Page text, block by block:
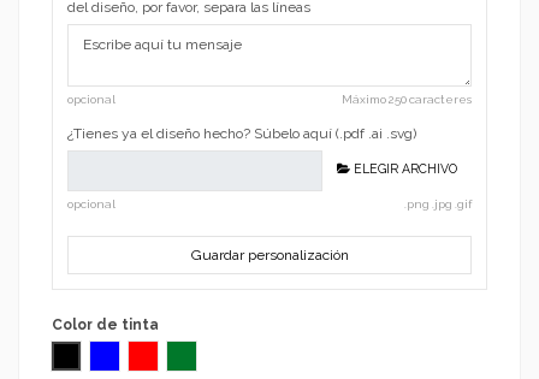
del diseño, por favor, separa las líneas
opcional Máximo 250 caracteres
¿Tienes ya el diseño hecho? Súbelo aquí (.pdf .ai .svg)
ELEGIR ARCHIVO
opcional .png .jpg .gif
Guardar personalización
Color de tinta